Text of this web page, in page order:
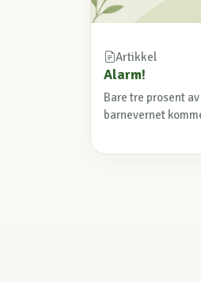
Artikkel
Alarm!
Bare tre prosent
barnevernet